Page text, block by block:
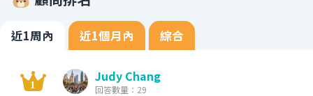
近1周內 近1個月內 綜合
Judy Chang
回答數量：29